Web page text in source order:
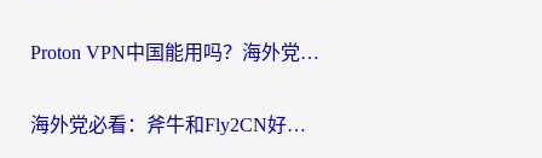
Proton VPN中国能用吗？海外党选回国加速器的避坑指南（附番茄加速器实测）
海外党必看：斧牛和Fly2CN好用吗？3招教你选对回国加速器（附免费试用攻略）